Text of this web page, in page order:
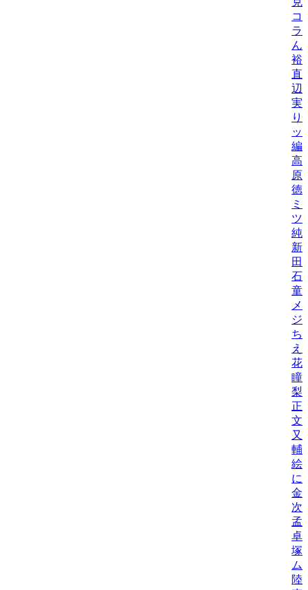
コ
ラ
ん
裕/
直
辺
実/
り
ッ
編
高
原
徳/
ミ
ツ
純/
新
田
石
童
メ
ジ
ち
え
花
瞳/
梨
正
文
又
輔/
絵
に
金
次/
孟
卓
塚
ム
陸